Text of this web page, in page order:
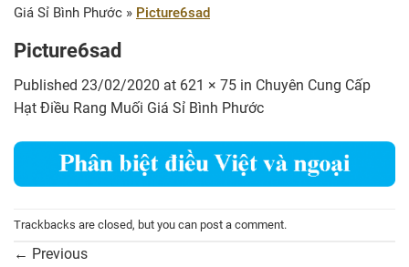
Giá Sỉ Bình Phước » Picture6sad
Picture6sad
Published 23/02/2020 at 621 × 75 in Chuyên Cung Cấp
Hạt Điều Rang Muối Giá Sỉ Bình Phước
Trackbacks are closed, but you can post a comment.
← Previous